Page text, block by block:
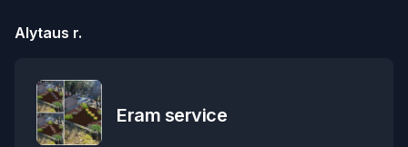
Alytaus r.
Eram service